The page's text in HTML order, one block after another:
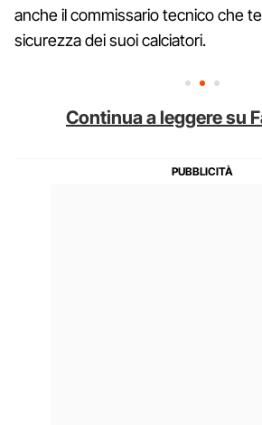
anche il commissario tecnico che
sicurezza dei suoi calciatori.
Continua a leggere su